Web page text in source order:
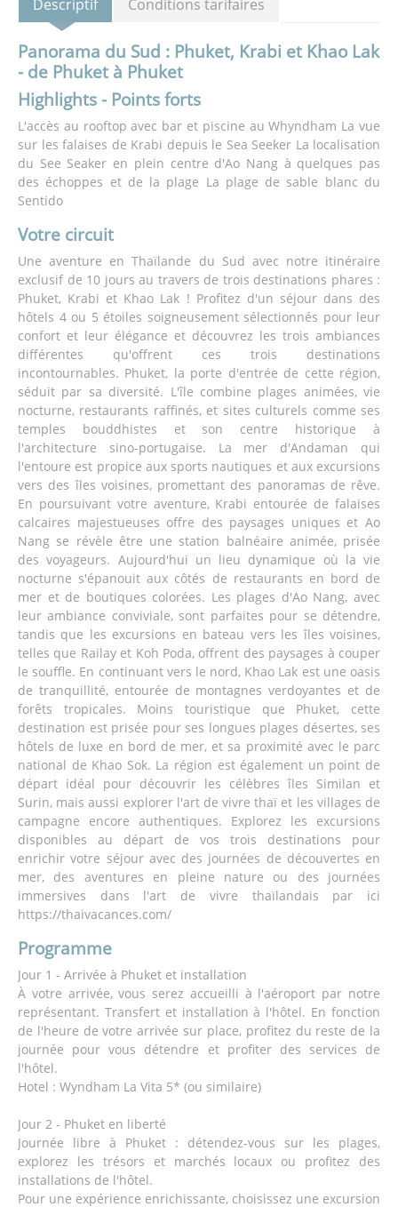
Descriptif Conditions tarifaires
Panorama du Sud : Phuket, Krabi et Khao Lak
- de Phuket à Phuket
Highlights - Points forts
L'accès au rooftop avec bar et piscine au Whyndham La vue
sur les falaises de Krabi depuis le Sea Seeker La localisation
du See Seaker en plein centre d'Ao Nang à quelques pas
des échoppes et de la plage La plage de sable blanc du
Sentido
Votre circuit
Une aventure en Thaïlande du Sud avec notre itinéraire
exclusif de 10 jours au travers de trois destinations phares :
Phuket, Krabi et Khao Lak ! Profitez d'un séjour dans des
hôtels 4 ou 5 étoiles soigneusement sélectionnés pour leur
confort et leur élégance et découvrez les trois ambiances
différentes qu'offrent ces trois destinations
incontournables. Phuket, la porte d'entrée de cette région,
séduit par sa diversité. L'île combine plages animées, vie
nocturne, restaurants raffinés, et sites culturels comme ses
temples bouddhistes et son centre historique à
l'architecture sino-portugaise. La mer d'Andaman qui
l'entoure est propice aux sports nautiques et aux excursions
vers des îles voisines, promettant des panoramas de rêve.
En poursuivant votre aventure, Krabi entourée de falaises
calcaires majestueuses offre des paysages uniques et Ao
Nang se révèle être une station balnéaire animée, prisée
des voyageurs. Aujourd'hui un lieu dynamique où la vie
nocturne s'épanouit aux côtés de restaurants en bord de
mer et de boutiques colorées. Les plages d'Ao Nang, avec
leur ambiance conviviale, sont parfaites pour se détendre,
tandis que les excursions en bateau vers les îles voisines,
telles que Railay et Koh Poda, offrent des paysages à couper
le souffle. En continuant vers le nord, Khao Lak est une oasis
de tranquillité, entourée de montagnes verdoyantes et de
forêts tropicales. Moins touristique que Phuket, cette
destination est prisée pour ses longues plages désertes, ses
hôtels de luxe en bord de mer, et sa proximité avec le parc
national de Khao Sok. La région est également un point de
départ idéal pour découvrir les célèbres îles Similan et
Surin, mais aussi explorer l'art de vivre thaï et les villages de
campagne encore authentiques. Explorez les excursions
disponibles au départ de vos trois destinations pour
enrichir votre séjour avec des journées de découvertes en
mer, des aventures en pleine nature ou des journées
immersives dans l'art de vivre thaïlandais par ici
https://thaivacances.com/
Programme
Jour 1 - Arrivée à Phuket et installation
À votre arrivée, vous serez accueilli à l'aéroport par notre
représentant. Transfert et installation à l'hôtel. En fonction
de l'heure de votre arrivée sur place, profitez du reste de la
journée pour vous détendre et profiter des services de
l'hôtel.
Hotel : Wyndham La Vita 5* (ou similaire)
Jour 2 - Phuket en liberté
Journée libre à Phuket : détendez-vous sur les plages,
explorez les trésors et marchés locaux ou profitez des
installations de l'hôtel.
Pour une expérience enrichissante, choisissez une excursion